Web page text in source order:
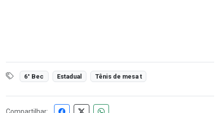
6° Bec Estadual Tênis de mesa t